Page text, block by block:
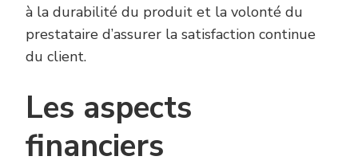
à la durabilité du produit et la volonté du
prestataire d’assurer la satisfaction continue
du client.
Les aspects
financiers